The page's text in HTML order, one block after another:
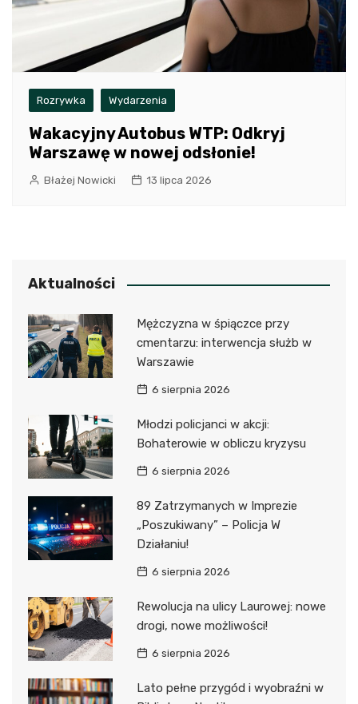
Rozrywka Wydarzenia
Wakacyjny Autobus WTP: Odkryj
Warszawę w nowej odsłonie!
Błażej Nowicki 13 lipca 2026
Aktualności
Mężczyzna w śpiączce przy
cmentarzu: interwencja służb w
Warszawie
6 sierpnia 2026
Młodzi policjanci w akcji:
Bohaterowie w obliczu kryzysu
6 sierpnia 2026
89 Zatrzymanych w Imprezie
„Poszukiwany” – Policja W
Działaniu!
6 sierpnia 2026
Rewolucja na ulicy Laurowej: nowe
drogi, nowe możliwości!
6 sierpnia 2026
Lato pełne przygód i wyobraźni w